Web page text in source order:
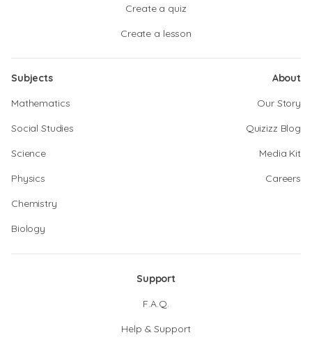
Create a quiz
Create a lesson
Subjects
Mathematics
Social Studies
Science
Physics
Chemistry
Biology
About
Our Story
Quizizz Blog
Media Kit
Careers
Support
F.A.Q.
Help & Support